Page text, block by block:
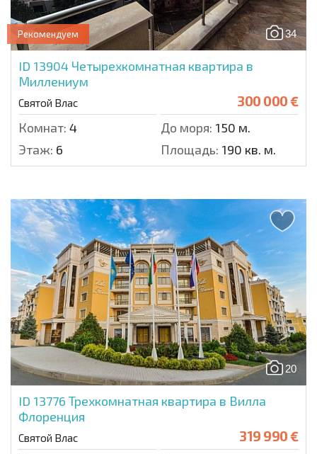
34
Рекомендуем
ID 13904 Четырехкомнатная квартира в
Миллениум
Святой Влас 300 000 €
Комнат: 4 До моря: 150 м.
Этаж: 6 Площадь: 190 кв. м.
20
ID 13776 Трехкомнатная квартира в Вилла
Флоренция
Святой Влас 319 990 €